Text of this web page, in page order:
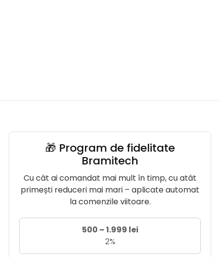
🎁 Program de fidelitate
Bramitech
Cu cât ai comandat mai mult în timp, cu atât
primești reduceri mai mari – aplicate automat
la comenzile viitoare.
500 – 1.999 lei
2%